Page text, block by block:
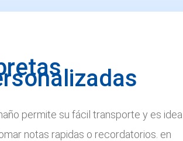
permite su fácil transporte y es
notas rapidas o recordatorios. en